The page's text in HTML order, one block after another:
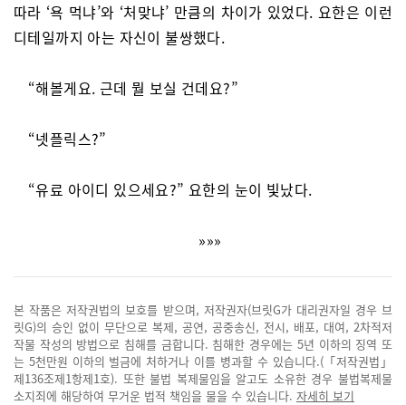
따라 ‘욕 먹냐’와 ‘처맞냐’ 만큼의 차이가 있었다. 요한은 이런
디테일까지 아는 자신이 불쌍했다.
“해볼게요. 근데 뭘 보실 건데요?”
“넷플릭스?”
“유료 아이디 있으세요?” 요한의 눈이 빛났다.
»»»
본 작품은 저작권법의 보호를 받으며, 저작권자(브릿G가 대리권자일 경우 브
릿G)의 승인 없이 무단으로 복제, 공연, 공중송신, 전시, 배포, 대여, 2차적저
작물 작성의 방법으로 침해를 금합니다. 침해한 경우에는 5년 이하의 징역 또
는 5천만원 이하의 벌금에 처하거나 이를 병과할 수 있습니다.(「저작권법」
제136조제1항제1호). 또한 불법 복제물임을 알고도 소유한 경우 불법복제물
소지죄에 해당하여 무거운 법적 책임을 물을 수 있습니다. 자세히 보기